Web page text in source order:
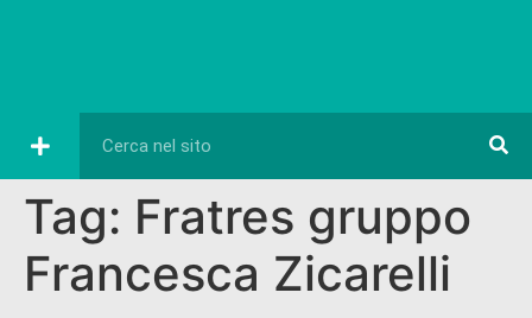
Tag: Fratres gruppo
Francesca Zicarelli